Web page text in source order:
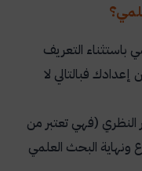
باستثناء التعريف
فبالتالي لا
النظري (فهي تعتبر من
البحث العلمي